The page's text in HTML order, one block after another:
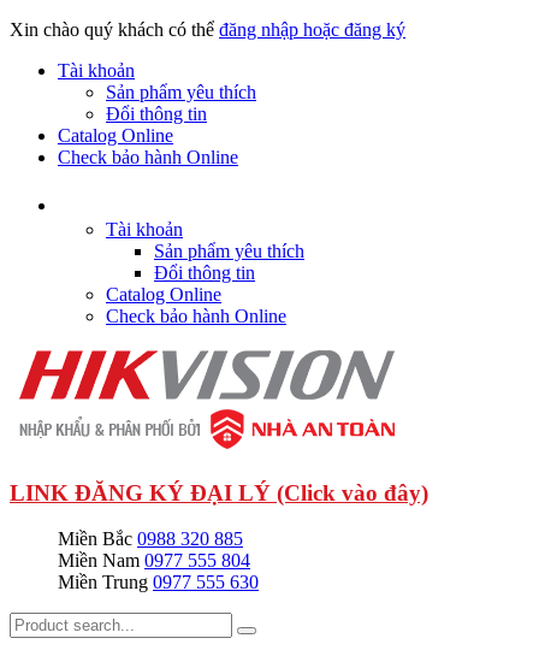
Xin chào quý khách có thể đăng nhập hoặc đăng ký
Tài khoản
Sản phẩm yêu thích
Đổi thông tin
Catalog Online
Check bảo hành Online
Tài khoản
Sản phẩm yêu thích
Đổi thông tin
Catalog Online
Check bảo hành Online
LINK ĐĂNG KÝ ĐẠI LÝ (Click vào đây)
Miền Bắc 0988 320 885
Miền Nam 0977 555 804
Miền Trung 0977 555 630